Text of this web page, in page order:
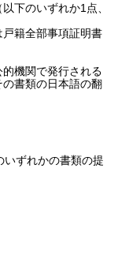
下のいずれか1点、
戸籍全部事項証明書
的機関で発行される
書類の日本語の翻
ずれかの書類の提